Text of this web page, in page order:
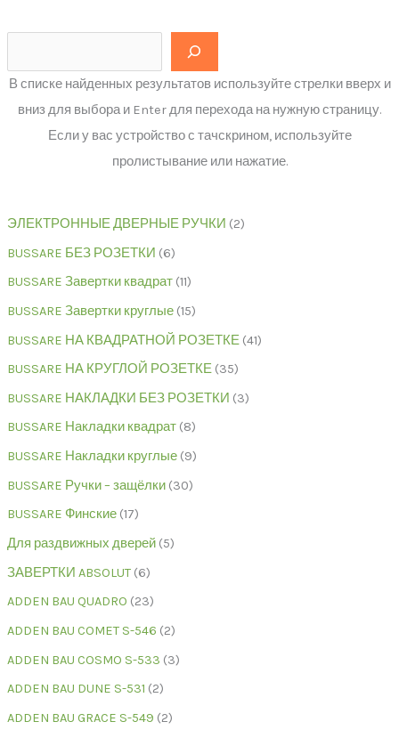
В списке найденных результатов используйте стрелки вверх и
вниз для выбора и Enter для перехода на нужную страницу.
Если у вас устройство с тачскрином, используйте
пролистывание или нажатие.
ЭЛЕКТРОННЫЕ ДВЕРНЫЕ РУЧКИ 2
BUSSARE БЕЗ РОЗЕТКИ 6
BUSSARE Завертки квадрат 11
BUSSARE Завертки круглые 15
BUSSARE НА КВАДРАТНОЙ РОЗЕТКЕ 41
BUSSARE НА КРУГЛОЙ РОЗЕТКЕ 35
BUSSARE НАКЛАДКИ БЕЗ РОЗЕТКИ 3
BUSSARE Накладки квадрат 8
BUSSARE Накладки круглые 9
BUSSARE Ручки – защёлки 30
BUSSARE Финские 17
Для раздвижных дверей 5
ЗАВЕРТКИ ABSOLUT 6
ADDEN BAU QUADRO 23
ADDEN BAU COMET S-546 2
ADDEN BAU COSMO S-533 3
ADDEN BAU DUNE S-531 2
ADDEN BAU GRACE S-549 2